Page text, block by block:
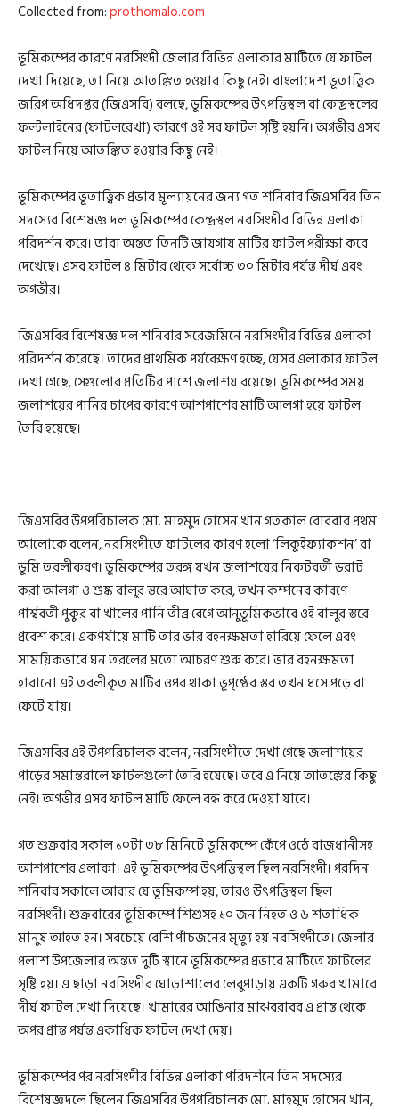
Collected from:prothomalo.com
ভূমিকম্পের কারণে নরসিংদী জেলার বিভিন্ন এলাকার মাটিতে যে ফাটল
দেখা দিয়েছে, তা নিয়ে আতঙ্কিত হওয়ার কিছু নেই। বাংলাদেশ ভূতাত্ত্বিক
জরিপ অধিদপ্তর (জিএসবি) বলছে, ভূমিকম্পের উৎপত্তিস্থল বা কেন্দ্রস্থলের
ফল্টলাইনের (ফাটলরেখা) কারণে ওই সব ফাটল সৃষ্টি হয়নি। অগভীর এসব
ফাটল নিয়ে আতঙ্কিত হওয়ার কিছু নেই।
ভূমিকম্পের ভূতাত্ত্বিক প্রভাব মূল্যায়নের জন্য গত শনিবার জিএসবির তিন
সদস্যের বিশেষজ্ঞ দল ভূমিকম্পের কেন্দ্রস্থল নরসিংদীর বিভিন্ন এলাকা
পরিদর্শন করে। তারা অন্তত তিনটি জায়গায় মাটির ফাটল পরীক্ষা করে
দেখেছে। এসব ফাটল ৪ মিটার থেকে সর্বোচ্চ ৩০ মিটার পর্যন্ত দীর্ঘ এবং
অগভীর।
জিএসবির বিশেষজ্ঞ দল শনিবার সরেজমিনে নরসিংদীর বিভিন্ন এলাকা
পরিদর্শন করেছে। তাদের প্রাথমিক পর্যবেক্ষণ হচ্ছে, যেসব এলাকার ফাটল
দেখা গেছে, সেগুলোর প্রতিটির পাশে জলাশয় রয়েছে। ভূমিকম্পের সময়
জলাশয়ের পানির চাপের কারণে আশপাশের মাটি আলগা হয়ে ফাটল
তৈরি হয়েছে।
জিএসবির উপপরিচালক মো. মাহমুদ হোসেন খান গতকাল রোববার প্রথম
আলোকে বলেন, নরসিংদীতে ফাটলের কারণ হলো ‘লিকুইফ্যাকশন’ বা
ভূমি তরলীকরণ। ভূমিকম্পের তরঙ্গ যখন জলাশয়ের নিকটবর্তী ভরাট
করা আলগা ও শুষ্ক বালুর স্তরে আঘাত করে, তখন কম্পনের কারণে
পার্শ্ববর্তী পুকুর বা খালের পানি তীব্র বেগে আনুভূমিকভাবে ওই বালুর স্তরে
প্রবেশ করে। একপর্যায়ে মাটি তার ভার বহনক্ষমতা হারিয়ে ফেলে এবং
সাময়িকভাবে ঘন তরলের মতো আচরণ শুরু করে। ভার বহনক্ষমতা
হারানো এই তরলীকৃত মাটির ওপর থাকা ভূপৃষ্ঠের স্তর তখন ধসে পড়ে বা
ফেটে যায়।
জিএসবির এই উপপরিচালক বলেন, নরসিংদীতে দেখা গেছে জলাশয়ের
পাড়ের সমান্তরালে ফাটলগুলো তৈরি হয়েছে। তবে এ নিয়ে আতঙ্কের কিছু
নেই। অগভীর এসব ফাটল মাটি ফেলে বন্ধ করে দেওয়া যাবে।
গত শুক্রবার সকাল ১০টা ৩৮ মিনিটে ভূমিকম্পে কেঁপে ওঠে রাজধানীসহ
আশপাশের এলাকা। এই ভূমিকম্পের উৎপত্তিস্থল ছিল নরসিংদী। পরদিন
শনিবার সকালে আবার যে ভূমিকম্প হয়, তারও উৎপত্তিস্থল ছিল
নরসিংদী। শুক্রবারের ভূমিকম্পে শিশুসহ ১০ জন নিহত ও ৬ শতাধিক
মানুষ আহত হন। সবচেয়ে বেশি পাঁচজনের মৃত্যু হয় নরসিংদীতে। জেলার
পলাশ উপজেলার অন্তত দুটি স্থানে ভূমিকম্পের প্রভাবে মাটিতে ফাটলের
সৃষ্টি হয়। এ ছাড়া নরসিংদীর ঘোড়াশালের লেবুপাড়ায় একটি গরুর খামারে
দীর্ঘ ফাটল দেখা দিয়েছে। খামারের আঙিনার মাঝবরাবর এ প্রান্ত থেকে
অপর প্রান্ত পর্যন্ত একাধিক ফাটল দেখা দেয়।
ভূমিকম্পের পর নরসিংদীর বিভিন্ন এলাকা পরিদর্শনে তিন সদস্যের
বিশেষজ্ঞদলে ছিলেন জিএসবির উপপরিচালক মো. মাহমুদ হোসেন খান,